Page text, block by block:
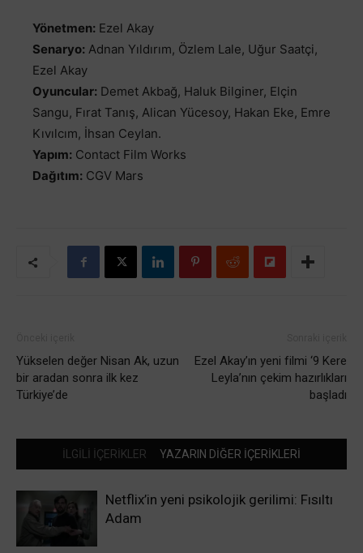
Yönetmen: Ezel Akay
Senaryo: Adnan Yıldırım, Özlem Lale, Uğur Saatçi,
Ezel Akay
Oyuncular: Demet Akbağ, Haluk Bilginer, Elçin
Sangu, Fırat Tanış, Alican Yücesoy, Hakan Eke, Emre
Kıvılcım, İhsan Ceylan.
Yapım: Contact Film Works
Dağıtım: CGV Mars
Yükselen değer Nisan Ak, uzun
bir aradan sonra ilk kez
Türkiye’de
Ezel Akay’ın yeni filmi ‘9 Kere
Leyla’nın çekim hazırlıkları
başladı
İLGİLİ İÇERİKLER YAZARIN DİĞER İÇERİKLERİ
Netflix’in yeni psikolojik gerilimi: Fısıltı
Adam